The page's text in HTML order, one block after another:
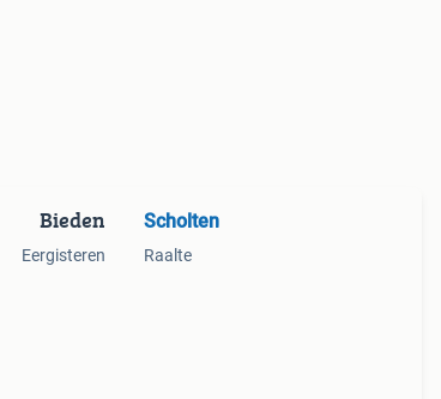
Bieden
Eergisteren
Scholten
Raalte